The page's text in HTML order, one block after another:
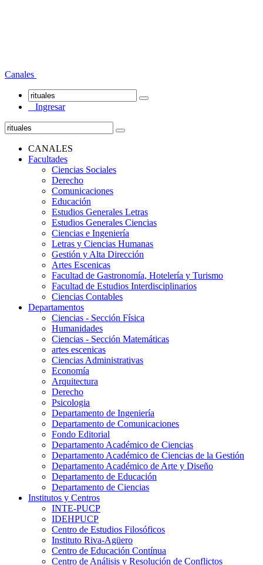
Canales
Ingresar
CANALES
Facultades
Ciencias Sociales
Derecho
Comunicaciones
Educación
Estudios Generales Letras
Estudios Generales Ciencias
Ciencias e Ingeniería
Letras y Ciencias Humanas
Gestión y Alta Dirección
Artes Escenicas
Facultad de Gastronomía, Hotelería y Turismo
Facultad de Estudios Interdisciplinarios
Ciencias Contables
Departamentos
Ciencias - Sección Física
Humanidades
Ciencias - Sección Matemáticas
artes escenicas
Ciencias Administrativas
Economía
Arquitectura
Derecho
Psicologia
Departamento de Ingeniería
Departamento de Comunicaciones
Fondo Editorial
Departamento Académico de Ciencias
Departamento Académico de Ciencias de la Gestión
Departamento Académico de Arte y Diseño
Departamento de Educación
Departamento de Ciencias
Institutos y Centros
INTE-PUCP
IDEHPUCP
Centro de Estudios Filosóficos
Instituto Riva-Agüero
Centro de Educación Contínua
Centro de Análisis y Resolución de Conflictos